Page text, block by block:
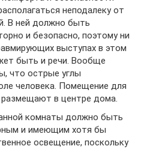
неподалеку от
В ней должно быть
и безопасно, поэтому ни
выступах в этом
быть и речи. Вообще
что острые углы
человека. Помещение для
в центре дома.
комнаты должно быть
и имеющим хотя бы
освещение, поскольку